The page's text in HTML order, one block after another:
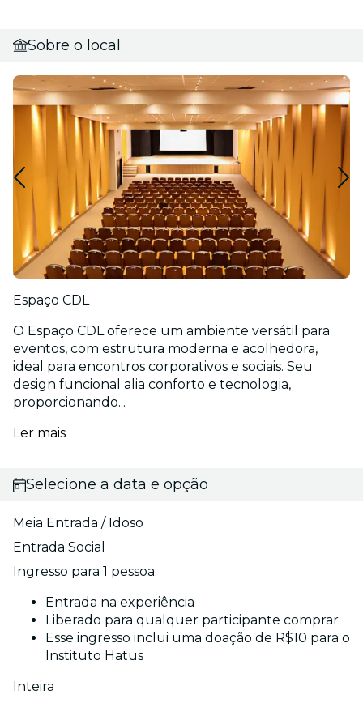
Sobre o local
Espaço CDL
O Espaço CDL oferece um ambiente versátil para
eventos, com estrutura moderna e acolhedora,
ideal para encontros corporativos e sociais. Seu
design funcional alia conforto e tecnologia,
proporcionando...
Ler mais
Selecione a data e opção
Meia Entrada / Idoso
Entrada Social
Ingresso para 1 pessoa:
Entrada na experiência
Liberado para qualquer participante comprar
Esse ingresso inclui uma doação de R$10 para o
Instituto Hatus
Inteira